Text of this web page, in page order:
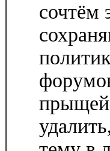
сочтём